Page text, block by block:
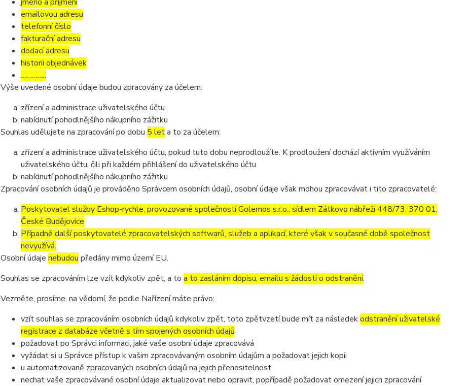
emailovou adresu
telefonní číslo
fakturační adresu
dodací adresu
historii objednávek
…………..
Výše uvedené osobní údaje budou zpracovány za účelem:
zřízení a administrace uživatelského účtu
nabídnutí pohodlnějšího nákupního zážitku
Souhlas udělujete na zpracování po dobu 5 leta to za účelem:
zřízení a administrace uživatelského účtu, pokud tuto dobu neprodloužíte. K prodloužení dochází aktivním využíváním
uživatelského účtu, čili při každém přihlášení do uživatelského účtu
nabídnutí pohodlnějšího nákupního zážitku
Zpracování osobních údajů je prováděno Správcem osobních údajů, osobní údaje však mohou zpracovávat i tito zpracovatelé:
Poskytovatel služby Eshop-rychle, provozované společností Golemos s.r.o., sídlem Zátkovo nábřeží 448/73, 370 01,
České Budějovice
Případně další poskytovatelé zpracovatelských softwarů, služeb a aplikací, které však v současné době společnost
nevyužívá.
Osobní údaje nebudou předány mimo území EU.
Souhlas se zpracováním lze vzít kdykoliv zpět, a to a to zasláním dopisu, emailu s žádostí o odstranění.
Vezměte, prosíme, na vědomí, že podle Nařízení máte právo:
vzít souhlas se zpracováním osobních údajů kdykoliv zpět, toto zpětvzetí bude mít za následekodstranění uživatelské
registrace z databáze včetně s tím spojených osobních údajů
požadovat po Správci informaci, jaké vaše osobní údaje zpracovává
vyžádat si u Správce přístup k vašim zpracovávaným osobním údajům a požadovat jejich kopii
u automatizovaně zpracovaných osobních údajů na jejich přenositelnost
nechat vaše zpracovávané osobní údaje aktualizovat nebo opravit, popřípadě požadovat omezení jejich zpracování